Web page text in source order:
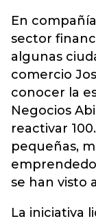
En
sector
algunas
comercio
conocer la
Negocios
reactivar
pequeñas,
se han visto
La iniciativa